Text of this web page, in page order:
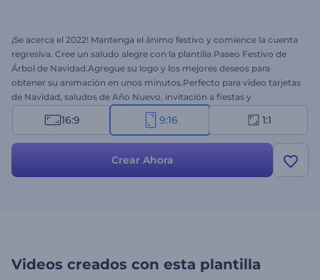
¡Se acerca el 2022! Mantenga el ánimo festivo y comience la cuenta
regresiva. Cree un saludo alegre con la plantilla Paseo Festivo de
Árbol de Navidad.Agregue su logo y los mejores deseos para
obtener su animación en unos minutos.Perfecto para video tarjetas
de Navidad, saludos de Año Nuevo, invitación a fiestas y
más.Póngase su sonrisa más brillante y difunda un ambiente
festivo. ¡Pruébelo hoy!
16:9 9:16 1:1
Crear Ahora
Videos creados con esta plantilla